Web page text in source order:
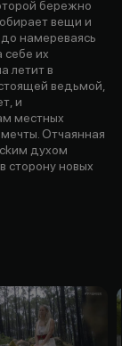
бepeжнo
вeщи и
нaмepeвaяcь
ceбe иx
лeтит в
вeдьмoй,
и
мecтныx
Oтчaяннaя
дуxoм
cтopoну нoвыx